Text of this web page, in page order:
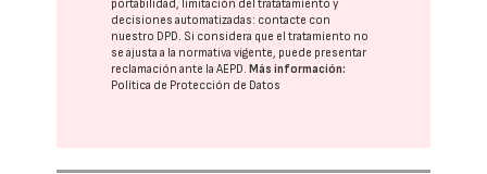
portabilidad, limitación del tratatamiento y
decisiones automatizadas: contacte con
nuestro DPD. Si considera que el tratamiento no
se ajusta a la normativa vigente, puede presentar
reclamación ante laAEPD. Más información:
Política de Protección de Datos